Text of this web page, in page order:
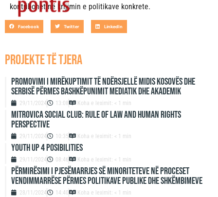
kontribohet në krijimin e politikave konkrete.
Facebook Twitter LinkedIn
projekte të tjera
Promovimi i mirëkuptimit të ndërsjellë midis Kosovës dhe
Serbisë përmes bashkëpunimit mediatik dhe akademik
29/11/2024 13:08 Koha e leximit: < 1 min
Mitrovica Social Club: Rule of Law and Human Rights
Perspective
29/11/2024 10:35 Koha e leximit: < 1 min
Youth up 4 Posibilities
29/11/2024 08:46 Koha e leximit: < 1 min
Përmirësimi i Pjesëmarrjes së Minoriteteve në Proceset
Vendimmarrëse përmes Politikave Publike dhe Shkëmbimeve
28/11/2024 14:40 Koha e leximit: < 1 min